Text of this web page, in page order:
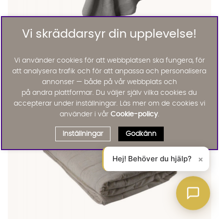
GUNHILD Sängkappa 210x280 Grå Finns även i dessa färger:
ByNORD
GUNHILD Sängkappa 210x280 Grå
Vi skräddarsyr din upplevelse!
Vi använder cookies för att webbplatsen ska fungera, för
att analysera trafik och för att anpassa och personalisera
annonser — både på vår webbplats och
på andra plattformar. Du väljer själv vilka cookies du
accepterar under inställningar. Läs mer om de cookies vi
använder i vår Cookie-policy.
Inställningar Godkänn
Hej! Behöver du hjälp? ×